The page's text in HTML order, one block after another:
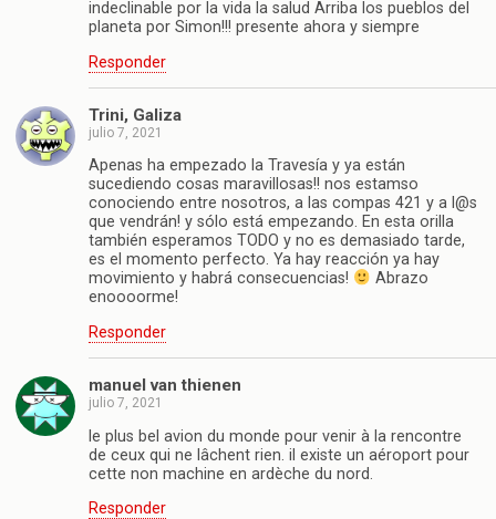
indeclinable por la vida la salud Arriba los pueblos del
planeta por Simon!!! presente ahora y siempre
Responder
Trini, Galiza
julio 7, 2021
Apenas ha empezado la Travesía y ya están
sucediendo cosas maravillosas!! nos estamso
conociendo entre nosotros, a las compas 421 y a l@s
que vendrán! y sólo está empezando. En esta orilla
también esperamos TODO y no es demasiado tarde,
es el momento perfecto. Ya hay reacción ya hay
movimiento y habrá consecuencias!
Abrazo
enoooorme!
Responder
manuel van thienen
julio 7, 2021
le plus bel avion du monde pour venir à la rencontre
de ceux qui ne lâchent rien. il existe un aéroport pour
cette non machine en ardèche du nord.
Responder